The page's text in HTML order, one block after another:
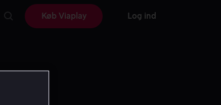
Køb Viaplay Log ind